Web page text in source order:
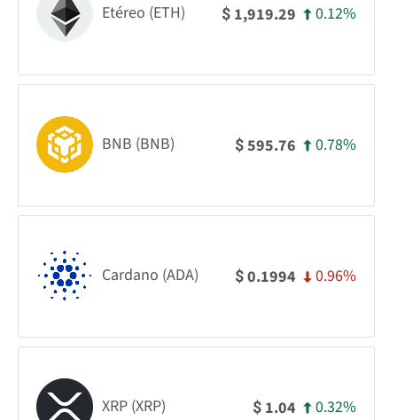
Etéreo (ETH) $ 1,919.29 0.12%
BNB (BNB) $595.76 0.78%
Cardano (ADA) $0.1994 0.96%
XRP (XRP) $ 1.04 0.32%